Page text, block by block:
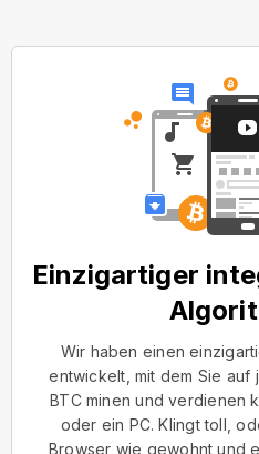
Einzigartiger
Wir haben einen
entwickelt, mit dem Sie
BTC minen und verdienen
oder ein PC. Klingt toll,
Browser wie gewohnt und